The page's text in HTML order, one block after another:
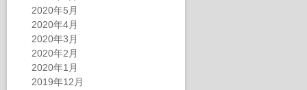
2020年5月
2020年4月
2020年3月
2020年2月
2020年1月
2019年12月